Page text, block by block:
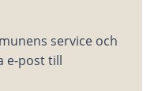
service och
e-post till